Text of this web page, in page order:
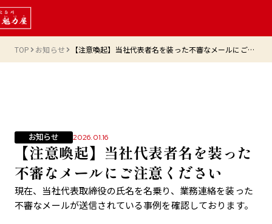
TOP お知らせ 【注意喚起】当社代表者名を装った不審なメールにご注意ください
お知らせ 2026.01.16
【注意喚起】当社代表者名を装った
不審なメールにご注意ください
現在、当社代表取締役の氏名を名乗り、業務連絡を装った
不審なメールが送信されている事例を確認しております。